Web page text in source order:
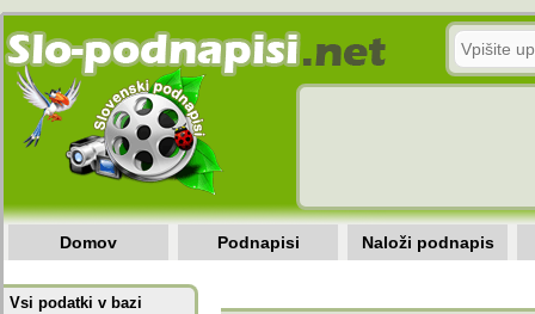
Domov Podnapisi Naloži podnapis
Vsi podatki v bazi